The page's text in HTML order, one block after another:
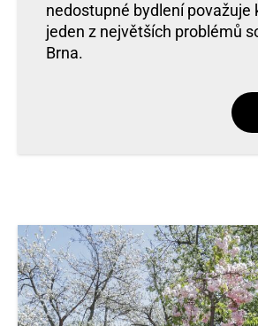
nedostupné bydlení považuje
jeden z největších problémů
Brna.